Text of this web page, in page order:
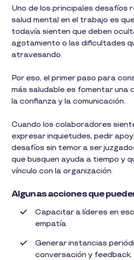
Uno de los principales desafíos
salud mental en el trabajo es
todavía sienten que deben
agotamiento o las dificultades
atravesando.
Por eso, el primer paso para
más saludable es fomentar una
la confianza y la comunicación.
Cuando los colaboradores
expresar inquietudes, pedir
desafíos sin temor a ser
que busquen ayuda a tiempo y
vínculo con la organización.
Algunas acciones que
Capacitar a líderes en
empatía.
Generar instancias
conversación y feedback.